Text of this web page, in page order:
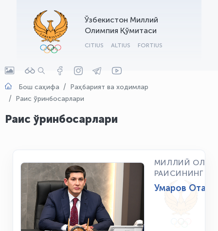
Ўзбекистон Миллий
Олимпия Қўмитаси
CITIUS ALTIUS FORTIUS
Бош саҳифа
Раҳбарият ва ходимлар
Раис ўринбосарлари
Раис ўринбосарлари
МИЛЛИЙ
РАИСИНИНГ
Умаров
OLYMPCHIK AI - yordamchi
Онлайн · olympic.uz